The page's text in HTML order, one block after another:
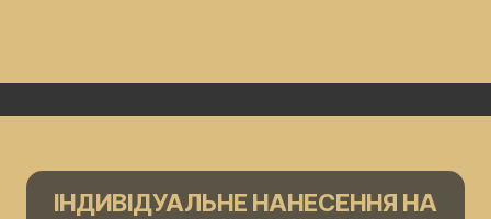
ІНДИВІДУАЛЬНЕ НАНЕСЕННЯ НА